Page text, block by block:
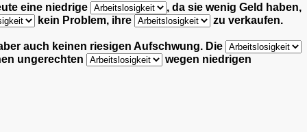
eine niedrige , da sie wenig Geld haben,
kein Problem, ihre
zu verkaufen.
auch keinen riesigen Aufschwung. Die
ungerechten
wegen niedrigen